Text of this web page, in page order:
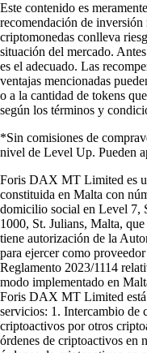
Este contenido es
recomendación de
criptomonedas conlleva
situación del mercado.
es el adecuado. Las
ventajas mencionadas
o a la cantidad de tokens
según los términos y
*Sin comisiones de
nivel de Level Up. Pueden
Foris DAX MT Limited es
constituida en Malta con
domicilio social en Level
1000, St. Julians, Malta,
tiene autorización de la
para ejercer como
Reglamento 2023/1114
modo implementado en
Foris DAX MT Limited está
servicios: 1. Intercambio de
criptoactivos por otros
órdenes de criptoactivos en